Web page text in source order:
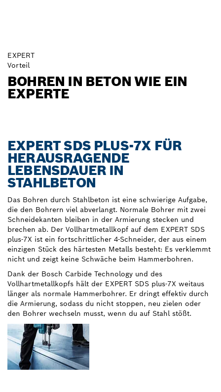
EXPERT
Vorteil
BOHREN IN BETON WIE EIN
EXPERTE
EXPERT SDS PLUS-7X FÜR
HERAUSRAGENDE
LEBENSDAUER IN
STAHLBETON
Das Bohren durch Stahlbeton ist eine schwierige Aufgabe,
die den Bohrern viel abverlangt. Normale Bohrer mit zwei
Schneidekanten bleiben in der Armierung stecken und
brechen ab. Der Vollhartmetallkopf auf dem EXPERT SDS
plus-7X ist ein fortschrittlicher 4-Schneider, der aus einem
einzigen Stück des härtesten Metalls besteht: Es verklemmt
nicht und zeigt keine Schwäche beim Hammerbohren.
Dank der Bosch Carbide Technology und des
Vollhartmetallkopfs hält der EXPERT SDS plus-7X weitaus
länger als normale Hammerbohrer. Er dringt effektiv durch
die Armierung, sodass du nicht stoppen, neu zielen oder
den Bohrer wechseln musst, wenn du auf Stahl stößt.